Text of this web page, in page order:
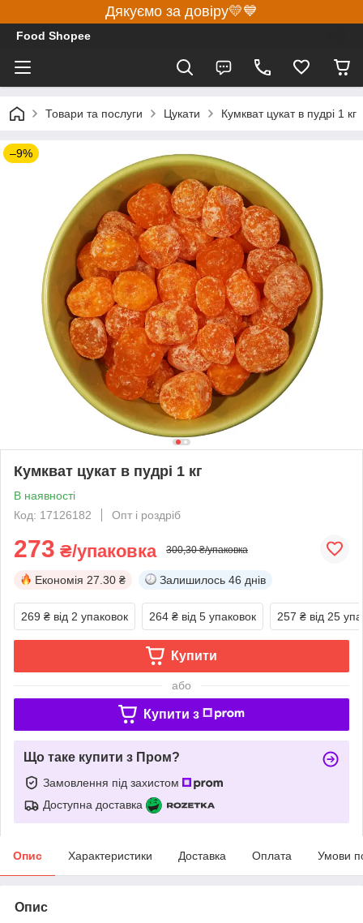
Дякуємо за довіру💛💙
Food Shopee
Товари та послуги Цукати Кумкват цукат в пудрі 1 кг
–9%
Кумкват цукат в пудрі 1 кг
В наявності
Код: 17126182
Опт і роздріб
273 ₴/упаковка 300,30 ₴/упаковка
Економія 27.30 ₴ Залишилось 46 днів
269 ₴ від 2 упаковок 264 ₴ від 5 упаковок 257 ₴ від 25
Купити
або
Купити з
Що таке купити з Пром?
Замовлення під захистом
Доступна доставка
Опис Характеристики Доставка Оплата Умови
Опис